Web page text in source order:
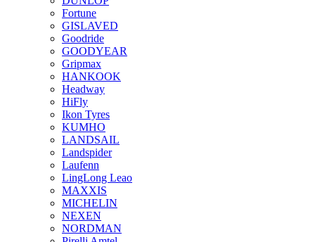
Fortune
GISLAVED
Goodride
GOODYEAR
Gripmax
HANKOOK
Headway
HiFly
Ikon Tyres
KUMHO
LANDSAIL
Landspider
Laufenn
LingLong Leao
MAXXIS
MICHELIN
NEXEN
NORDMAN